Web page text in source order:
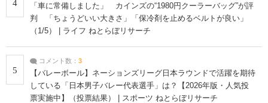
4
「車に常備しました」 カインズの“1980円クーラーバッグ”が評
判 「ちょうどいい大きさ」「保冷剤を止めるベルトが良い」
（1/5） | ライフ ねとらぼリサーチ
5
コメント数： 3
【バレーボール】ネーションズリーグ日本ラウンドで活躍を期待
している「日本男子バレー代表選手」は？【2026年版・人気投
票実施中】（投票結果） | スポーツ ねとらぼリサーチ